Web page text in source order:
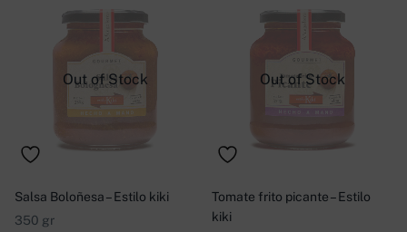
Out of Stock
Salsa Boloñesa – Estilo kiki
350 gr
Out of Stock
Tomate frito picante – Estilo
kiki